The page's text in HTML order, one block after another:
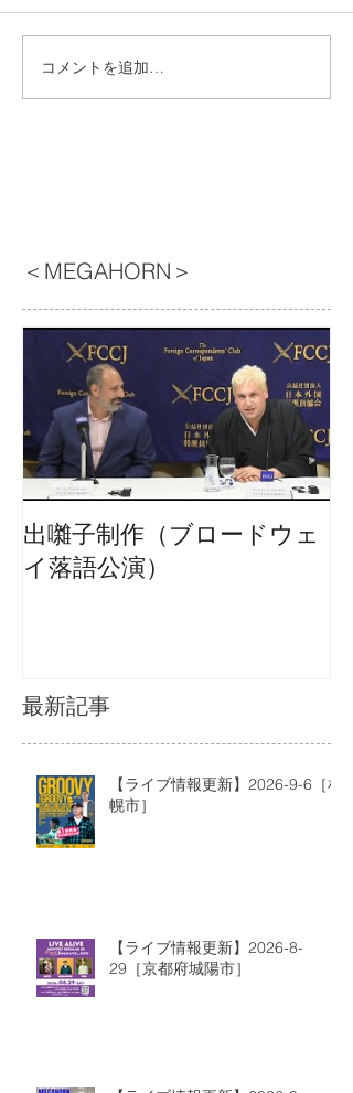
コメントを追加…
＜MEGAHORN＞
出囃子制作（ブロードウェ
イ落語公演）
最新記事
【ライブ情報更新】2026-9-6［札
幌市］
【ライブ情報更新】2026-8-
29［京都府城陽市］